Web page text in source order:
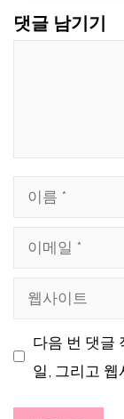
댓글 남기기
이 다음 번 댓글
일, 그리고